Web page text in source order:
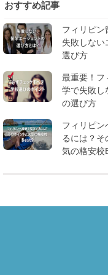
おすすめ記事
フィリピン
失敗しない
選び方
最重要！フ
学で失敗し
の選び方
フィリピン
るには？そ
気の格安校